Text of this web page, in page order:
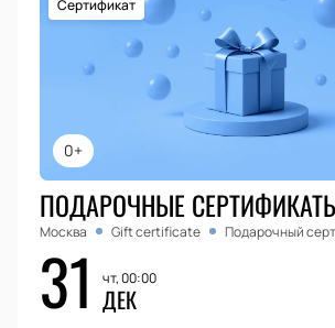
0+
Сертификат
ПОДАРОЧНЫЕ
Москва Gift certificate Подарочный
31 чт, 00:00
ДЕК